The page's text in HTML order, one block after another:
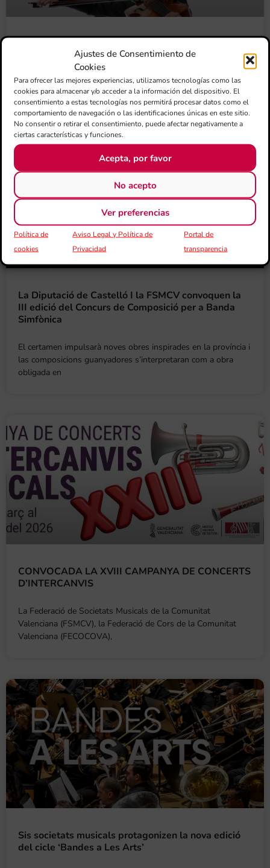
Ajustes de Consentimiento de
Cookies
Para ofrecer las mejores experiencias, utilizamos tecnologías como las
cookies para almacenar y/o acceder a la información del dispositivo. El
consentimiento a estas tecnologías nos permitirá procesar datos como el
comportamiento de navegación o las identificaciones únicas en este sitio.
No consentir o retirar el consentimiento, puede afectar negativamente a
ciertas características y funciones.
Acepta, por favor
No acepto
Ver preferencias
Política de
cookies
Aviso Legal y Política de
Privacidad
Portal de
transparencia
CAMBRA DE LES SOCIETATS MUSICALS
Des de la Federació de Societats Musicals de la Comunitat
Valenciana (FSMCV) els informem de la convocatòria de la
La Diputació de Castelló I la FSMCV convoquen la
III edició del Concurs de Composició per a Banda
Simfònica
El certamen impulsarà noves obres inspirades en la província i
las composicions guanyadores s’interpretaran com a obra
obligada en
CONVOCADA LA XVIII CAMPANYA DE CONCERTS
D’INTERCANVIS
La Federació de Societats Musicals de la Comunitat
Valenciana (FSMCV), la Federació de Cors de la Comunitat
Valenciana (FECOCOVA),
Sis societats musicals protagonizen la nova edició
del cicle ‘Bandes a Les Arts’